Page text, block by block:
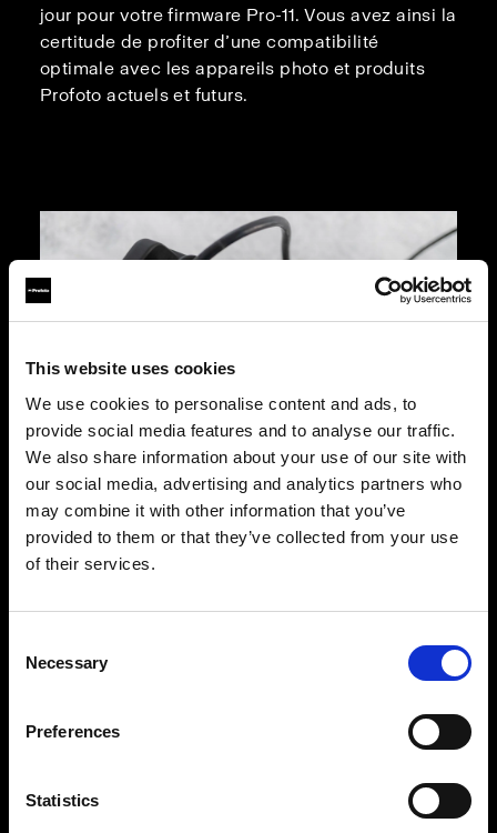
This website uses cookies
We use cookies to personalise content and ads, to
provide social media features and to analyse our traffic.
We also share information about your use of our site with
our social media, advertising and analytics partners who
may combine it with other information that you’ve
provided to them or that they’ve collected from your use
of their services.
Selection
Necessary
Preferences
Statistics
jour pour votre firmware Pro-11. Vous avez ainsi la
certitude de profiter d’une compatibilité
optimale avec les appareils photo et produits
Profoto actuels et futurs.
Précision et contrôle impressionnants
Avec une amplitude de réglage de onze
est facile de créer la lumière souhaitée. Il peut
2,4 à 2 400 Ws, et vous pouvez contrôler
Conçu pour durer, avec une performance